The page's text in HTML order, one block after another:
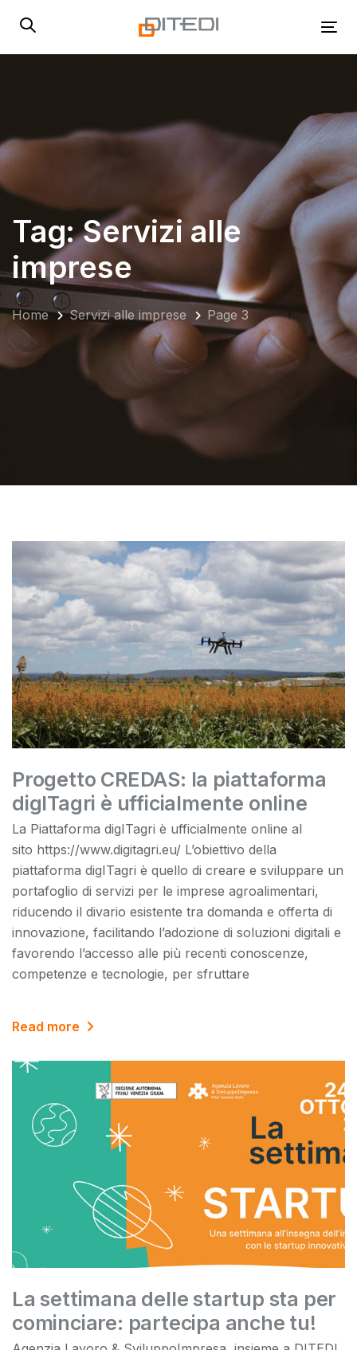
links
primary
content
Tag: Servizi alle
imprese
Home Servizi alle imprese Page 3
Progetto CREDAS: la piattaforma
digITagri è ufficialmente online
La Piattaforma digITagri è ufficialmente online al
sito https://www.digitagri.eu/ L’obiettivo della
piattaforma digITagri è quello di creare e sviluppare un
portafoglio di servizi per le imprese agroalimentari,
riducendo il divario esistente tra domanda e offerta di
innovazione, facilitando l’adozione di soluzioni digitali e
favorendo l’accesso alle più recenti conoscenze,
competenze e tecnologie, per sfruttare
Read more
La settimana delle startup sta per
cominciare: partecipa anche tu!